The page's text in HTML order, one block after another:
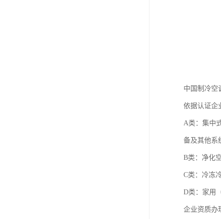
中国制冷空
依据认证企
A类：集中
备及其他系
B类：净化
C类：冷冻
D类：家用
企业资质